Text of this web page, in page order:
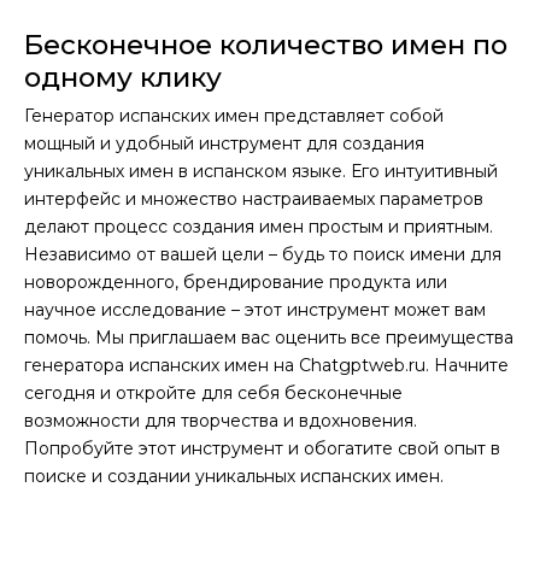
Бесконечное количество имен по
одному клику
Генератор испанских имен представляет собой
мощный и удобный инструмент для создания
уникальных имен в испанском языке. Его интуитивный
интерфейс и множество настраиваемых параметров
делают процесс создания имен простым и приятным.
Независимо от вашей цели – будь то поиск имени для
новорожденного, брендирование продукта или
научное исследование – этот инструмент может вам
помочь. Мы приглашаем вас оценить все преимущества
генератора испанских имен на Chatgptweb.ru. Начните
сегодня и откройте для себя бесконечные
возможности для творчества и вдохновения.
Попробуйте этот инструмент и обогатите свой опыт в
поиске и создании уникальных испанских имен.